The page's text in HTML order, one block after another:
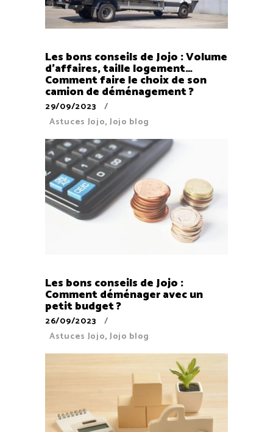
Les bons conseils de Jojo : Volume
d’affaires, taille logement…
Comment faire le choix de son
camion de déménagement ?
29/09/2023
Astuces Jojo, Jojo blog
Les bons conseils de Jojo :
Comment déménager avec un
petit budget ?
26/09/2023
Astuces Jojo, Jojo blog